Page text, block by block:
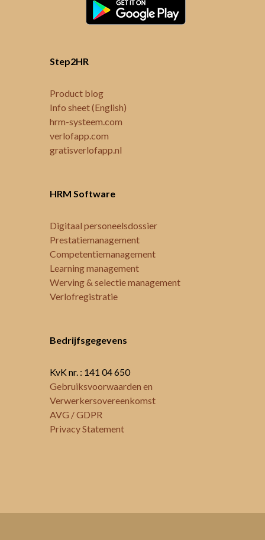
Step2HR
Product blog
Info sheet (English)
hrm-systeem.com
verlofapp.com
gratisverlofapp.nl
HRM Software
Digitaal personeelsdossier
Prestatiemanagement
Competentiemanagement
Learning management
Werving & selectie management
Verlofregistratie
Bedrijfsgegevens
KvK nr. : 141 04 650
Gebruiksvoorwaarden en
Verwerkersovereenkomst
AVG / GDPR
Privacy Statement